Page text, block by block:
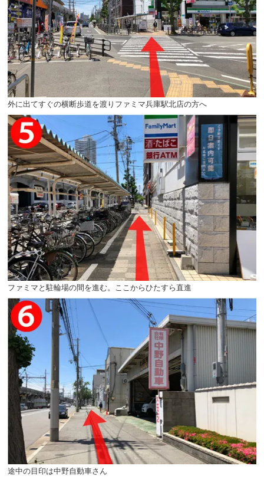
外に出てすぐの横断歩道を渡りファミマ兵庫駅北店の方へ
ファミマと駐輪場の間を進む。ここからひたすら直進
途中の目印は中野自動車さん